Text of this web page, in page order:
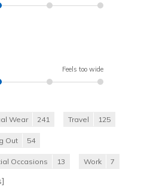
Feels too wide
Wear 241 Travel 125
Out 54
Occasions 13 Work 7
]